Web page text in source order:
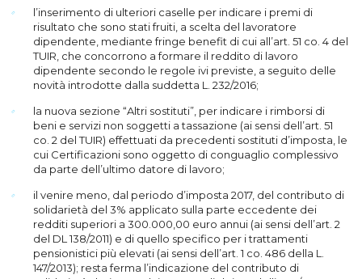
l’inserimento di ulteriori caselle per indicare i premi di
risultato che sono stati fruiti, a scelta del lavoratore
dipendente, mediante fringe benefit di cui all’art. 51 co. 4 del
TUIR, che concorrono a formare il reddito di lavoro
dipendente secondo le regole ivi previste, a seguito delle
novità introdotte dalla suddetta L. 232/2016;
la nuova sezione “Altri sostituti”, per indicare i rimborsi di
beni e servizi non soggetti a tassazione (ai sensi dell’art. 51
co. 2 del TUIR) effettuati da precedenti sostituti d’imposta, le
cui Certificazioni sono oggetto di conguaglio complessivo
da parte dell’ultimo datore di lavoro;
il venire meno, dal periodo d’imposta 2017, del contributo di
solidarietà del 3% applicato sulla parte eccedente dei
redditi superiori a 300.000,00 euro annui (ai sensi dell’art. 2
del DL 138/2011) e di quello specifico per i trattamenti
pensionistici più elevati (ai sensi dell’art. 1 co. 486 della L.
147/2013); resta ferma l’indicazione del contributo di